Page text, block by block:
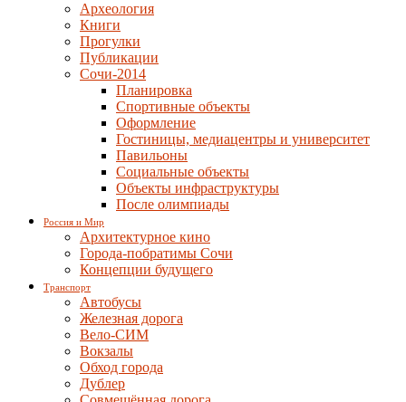
Археология
Книги
Прогулки
Публикации
Сочи-2014
Планировка
Спортивные объекты
Оформление
Гостиницы, медиацентры и университет
Павильоны
Социальные объекты
Объекты инфраструктуры
После олимпиады
Россия и Мир
Архитектурное кино
Города-побратимы Сочи
Концепции будущего
Транспорт
Автобусы
Железная дорога
Вело-СИМ
Вокзалы
Обход города
Дублер